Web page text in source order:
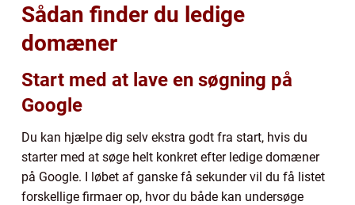
Sådan finder du ledige
domæner
Start med at lave en søgning på
Google
Du kan hjælpe dig selv ekstra godt fra start, hvis du
starter med at søge helt konkret efter ledige domæner
på Google. I løbet af ganske få sekunder vil du få listet
forskellige firmaer op, hvor du både kan undersøge